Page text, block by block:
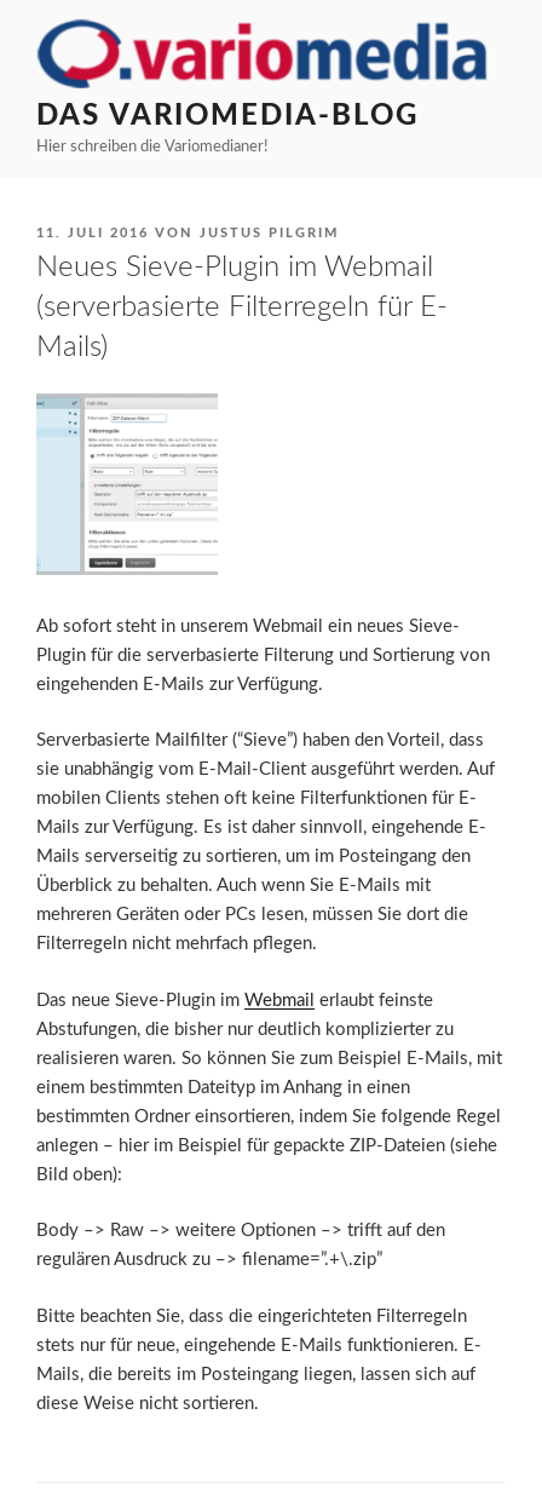
Inhalt
springen
DAS VARIOMEDIA-BLOG
Hier schreiben die Variomedianer!
VERÖFFENTLICHT
AM
11. JULI 2016 VON JUSTUS PILGRIM
Neues Sieve-Plugin im Webmail
(serverbasierte Filterregeln für E-
Mails)
Ab sofort steht in unserem Webmail ein neues Sieve-
Plugin für die serverbasierte Filterung und Sortierung von
eingehenden E-Mails zur Verfügung.
Serverbasierte Mailfilter (“Sieve”) haben den Vorteil, dass
sie unabhängig vom E-Mail-Client ausgeführt werden. Auf
mobilen Clients stehen oft keine Filterfunktionen für E-
Mails zur Verfügung. Es ist daher sinnvoll, eingehende E-
Mails serverseitig zu sortieren, um im Posteingang den
Überblick zu behalten. Auch wenn Sie E-Mails mit
mehreren Geräten oder PCs lesen, müssen Sie dort die
Filterregeln nicht mehrfach pflegen.
Das neue Sieve-Plugin im Webmail erlaubt feinste
Abstufungen, die bisher nur deutlich komplizierter zu
realisieren waren. So können Sie zum Beispiel E-Mails, mit
einem bestimmten Dateityp im Anhang in einen
bestimmten Ordner einsortieren, indem Sie folgende Regel
anlegen – hier im Beispiel für gepackte ZIP-Dateien (siehe
Bild oben):
Body –> Raw –> weitere Optionen –> trifft auf den
regulären Ausdruck zu –> filename=”.+\.zip”
Bitte beachten Sie, dass die eingerichteten Filterregeln
stets nur für neue, eingehende E-Mails funktionieren. E-
Mails, die bereits im Posteingang liegen, lassen sich auf
diese Weise nicht sortieren.